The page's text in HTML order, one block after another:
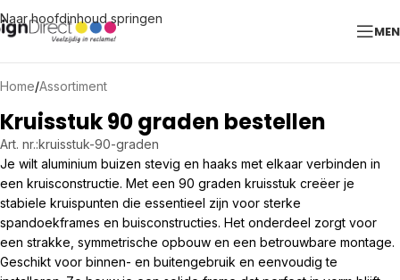
Naar hoofdinhoud springen
Home/Assortiment
Kruisstuk 90 graden bestellen
Art. nr.:kruisstuk-90-graden
Je wilt aluminium buizen stevig en haaks met elkaar verbinden in
een kruisconstructie. Met een 90 graden kruisstuk creëer je
stabiele kruispunten die essentieel zijn voor sterke
spandoekframes en buisconstructies. Het onderdeel zorgt voor
een strakke, symmetrische opbouw en een betrouwbare montage.
Geschikt voor binnen- en buitengebruik en eenvoudig te